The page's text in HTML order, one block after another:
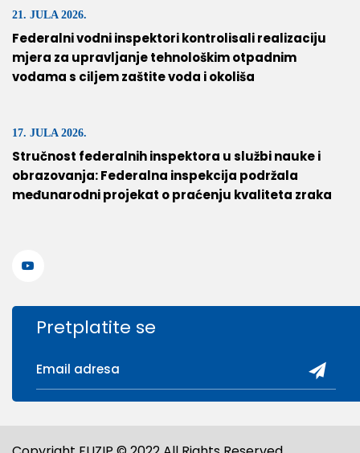
21. JULA 2026.
Federalni vodni inspektori kontrolisali realizaciju
mjera za upravljanje tehnološkim otpadnim
vodama s ciljem zaštite voda i okoliša
17. JULA 2026.
Stručnost federalnih inspektora u službi nauke i
obrazovanja: Federalna inspekcija podržala
međunarodni projekat o praćenju kvaliteta zraka
Pretplatite se